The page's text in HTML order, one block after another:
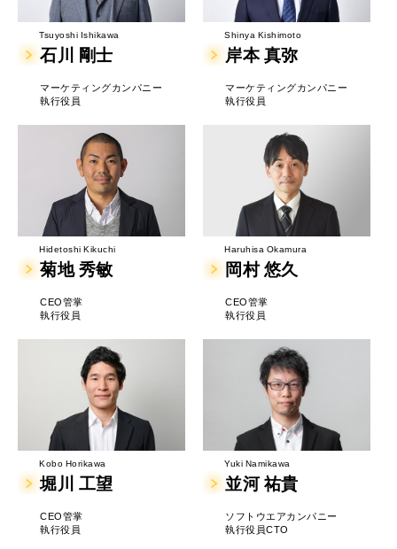
Tsuyoshi Ishikawa
石川 剛士
マーケティングカンパニー
執行役員
Shinya Kishimoto
岸本 真弥
マーケティングカンパニー
執行役員
Hidetoshi Kikuchi
菊地 秀敏
CEO管掌
執行役員
Haruhisa Okamura
岡村 悠久
CEO管掌
執行役員
Kobo Horikawa
堀川 工望
CEO管掌
執行役員
Yuki Namikawa
並河 祐貴
ソフトウエアカンパニー
執行役員CTO